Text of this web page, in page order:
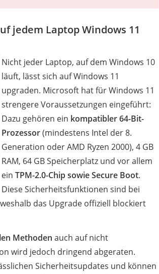
jedem Laptop Windows 11
Nicht jeder Laptop, auf dem Windows 10
läuft, lässt sich auf Windows 11
upgraden. Microsoft hat für Windows 11
strengere Voraussetzungen eingeführt:
Dazu gehören ein kompatibler 64-Bit-
Prozessor(mindestens Intel der 8.
Generation oder AMD Ryzen 2000), 4 GB
RAM, 64 GB Speicherplatz und vor allem
ein TPM-2.0-Chip sowie Secure Boot.
Diese Sicherheitsfunktionen sind bei
das Upgrade offiziell blockiert
Methoden auch auf nicht
wird jedoch dringend abgeraten.
Sicherheitsupdates und können